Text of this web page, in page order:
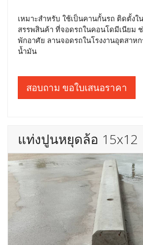
เหมาะสำหรับ ใช้เป็นคานกั้นรถ ติดตั้งใ
สรรพสินค้า ที่จอดรถในคอนโดมีเนียม
พักอาศัย ลานจอดรถในโรงงานอุตสาห
น้ำมัน
สอบถาม ขอใบเสนอราคา
แท่งปูนหยุดล้อ 15x12